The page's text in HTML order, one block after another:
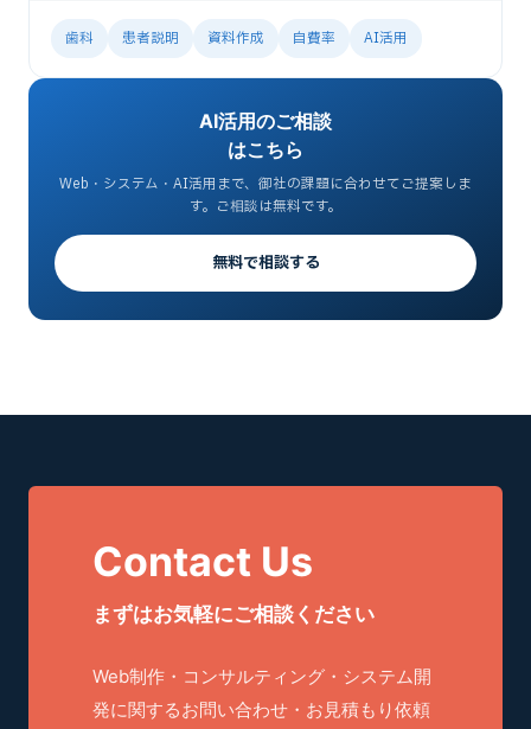
歯科 患者説明 資料作成 自費率 AI活用
AI活用のご相談
はこちら
Web・システム・AI活用まで、御社の課題に合わせてご提案しま
す。ご相談は無料です。
無料で相談する
Contact Us
まずはお気軽にご相談ください
Web制作・コンサルティング・システム開
発に関するお問い合わせ・お見積もり依頼